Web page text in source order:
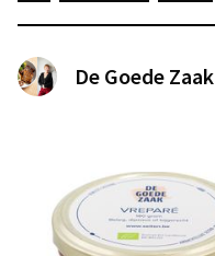
De Goede Zaak